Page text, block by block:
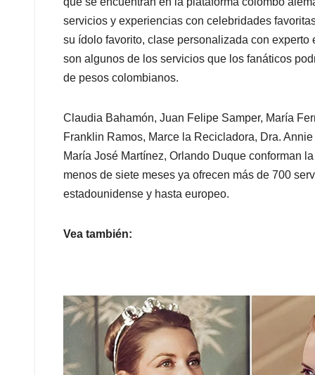
p
k
n
servicios y experiencias con celebridades
su ídolo favorito, clase personalizada con
son algunos de los servicios que los fanáticos
de pesos colombianos.
Claudia Bahamón, Juan Felipe Samper, María
Franklin Ramos, Marce la Recicladora, Dra.
María José Martínez, Orlando Duque conforman
menos de siete meses ya ofrecen más de 700
estadounidense y hasta europeo.
Vea también: